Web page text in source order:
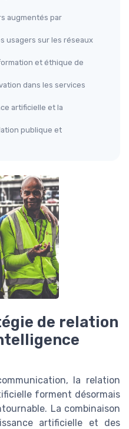
augmentés par
usagers sur les réseaux
et éthique de
dans les services
artificielle et la
publique et
de relation
la relation
forment désormais
La combinaison
artificielle et des